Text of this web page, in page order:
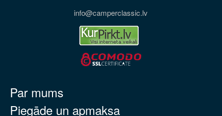
info@camperclassic.lv
Par mums
Piegāde un apmaksa